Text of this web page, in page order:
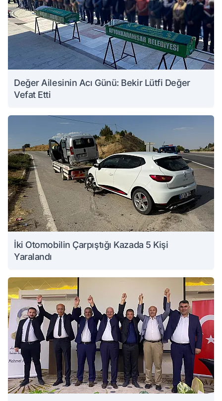
Değer Ailesinin Acı Günü: Bekir Lütfi Değer
Vefat Etti
İki Otomobilin Çarpıştığı Kazada 5 Kişi
Yaralandı